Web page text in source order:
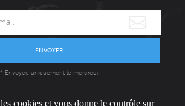
ENVOYER
* Envoyée uniquement le mercredi.
cookies et vous donne le contrôle sur